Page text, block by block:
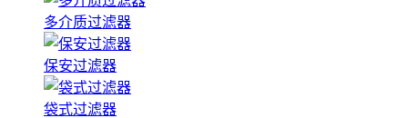
多介质过滤器
保安过滤器
袋式过滤器